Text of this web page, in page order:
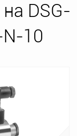
DSG-
10